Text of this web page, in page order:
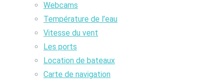
Webcams
Température de l’eau
Vitesse du vent
Les ports
Location de bateaux
Carte de navigation